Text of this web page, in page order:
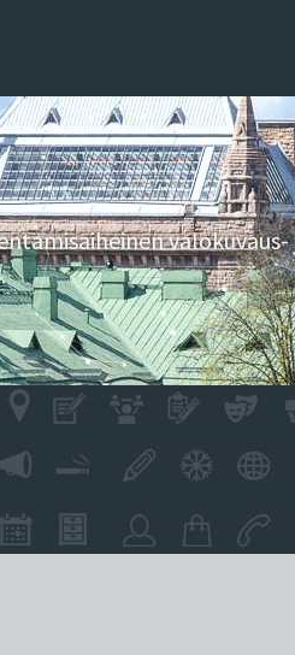
valokuvaus-